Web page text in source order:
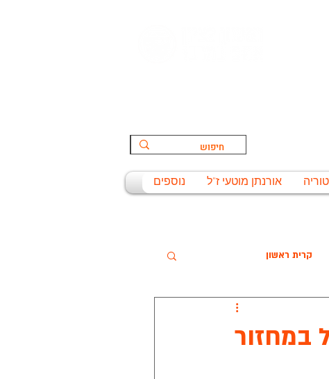
אורנתן מוטעי ז"ל נוספים
קרית ראשון
במחזור